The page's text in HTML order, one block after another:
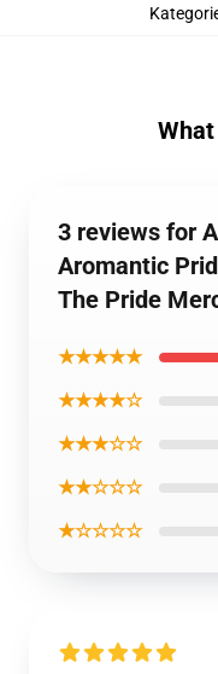
3 reviews for
Aromantic
The Pride
★★★★★
★★★★☆
★★★☆☆
★★☆☆☆
★☆☆☆☆